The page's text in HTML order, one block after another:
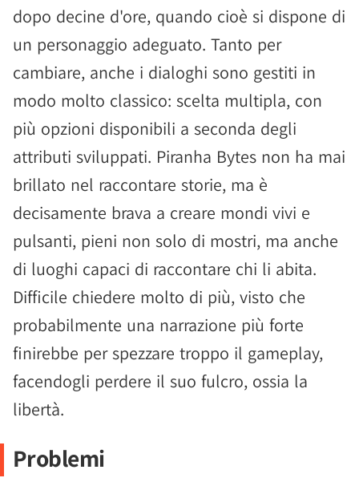
dopo decine d'ore, quando cioè si dispone di
un personaggio adeguato. Tanto per
cambiare, anche i dialoghi sono gestiti in
modo molto classico: scelta multipla, con
più opzioni disponibili a seconda degli
attributi sviluppati. Piranha Bytes non ha mai
brillato nel raccontare storie, ma è
decisamente brava a creare mondi vivi e
pulsanti, pieni non solo di mostri, ma anche
di luoghi capaci di raccontare chi li abita.
Difficile chiedere molto di più, visto che
probabilmente una narrazione più forte
finirebbe per spezzare troppo il gameplay,
facendogli perdere il suo fulcro, ossia la
libertà.
Problemi